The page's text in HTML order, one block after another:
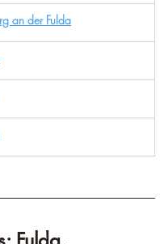
an der Fulda